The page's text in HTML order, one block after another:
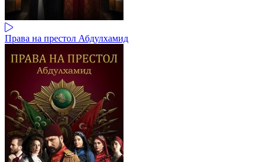
Права на престол Абдулхамид